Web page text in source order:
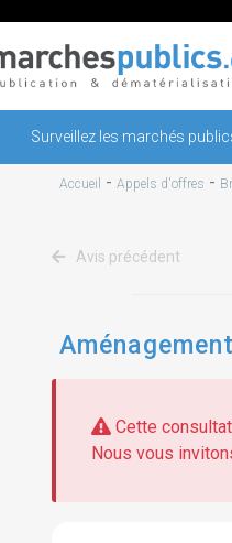
Surveillez les marchés
Accueil - Appels d'offres -
Avis précédent
Cette
Nous vous